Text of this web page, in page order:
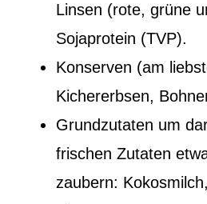
Linsen (rote, grüne
Sojaprotein (TVP).
Konserven (am
Kichererbsen,
Grundzutaten um
frischen Zutaten
zaubern: